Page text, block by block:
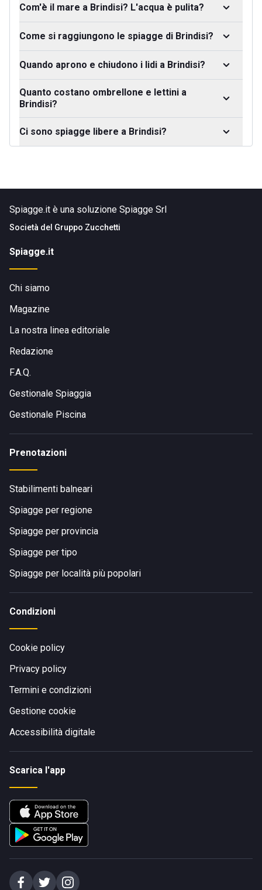
Com'è il mare a Brindisi? L'acqua è pulita?
Come si raggiungono le spiagge di Brindisi?
Quando aprono e chiudono i lidi a Brindisi?
Quanto costano ombrellone e lettini a
Brindisi?
Ci sono spiagge libere a Brindisi?
Spiagge.it è una soluzione Spiagge Srl
Società del Gruppo Zucchetti
Spiagge.it
Chi siamo
Magazine
La nostra linea editoriale
Redazione
F.A.Q.
Gestionale Spiaggia
Gestionale Piscina
Prenotazioni
Stabilimenti balneari
Spiagge per regione
Spiagge per provincia
Spiagge per tipo
Spiagge per località più popolari
Condizioni
Cookie policy
Privacy policy
Termini e condizioni
Gestione cookie
Accessibilità digitale
Scarica l'app